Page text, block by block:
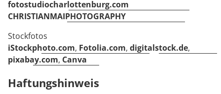
fotostudiocharlottenburg.com
CHRISTIANMAIPHOTOGRAPHY
Stockfotos
iStockphoto.com, Fotolia.com, digitalstock.de,
pixabay.com, Canva
Haftungshinweis